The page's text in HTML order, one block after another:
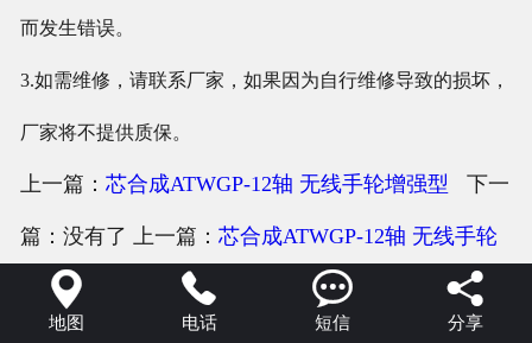
而发生错误。
3.如需维修，请联系厂家，如果因为自行维修导致的损坏，
厂家将不提供质保。
上一篇： 芯合成ATWGP-12轴 无线手轮增强型 下一
篇：没有了 上一篇： 芯合成ATWGP-12轴 无线手轮
增强型 下一篇：没有了

地图

电话

短信

分享